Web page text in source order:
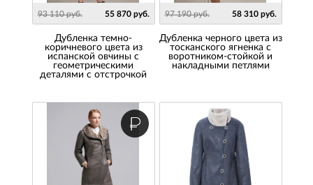
93 110 руб. 55 870 руб.
Дубленка темно-
коричневого цвета из
испанской овчины с
геометрическими
деталями с отстрочкой
97 190 руб. 58 310 руб.
Дубленка черного цвета из
тосканского ягненка с
воротником-стойкой и
накладными петлями